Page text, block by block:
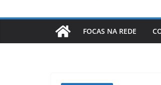
FOCAS NA REDE